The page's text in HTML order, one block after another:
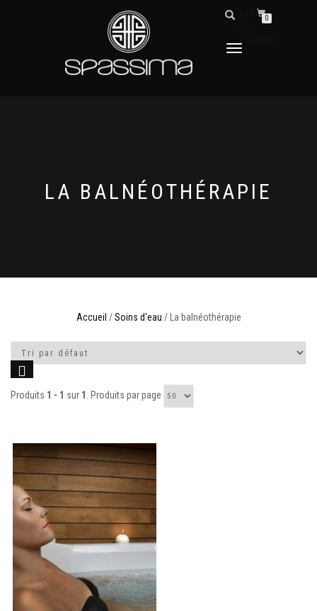
DÉPLIER
DÉTAILS
0
LA BALNÉOTHÉRAPIE
Accueil /Soins d'eau / La balnéothérapie
Produits 1 - 1 sur 1 . Produits par page